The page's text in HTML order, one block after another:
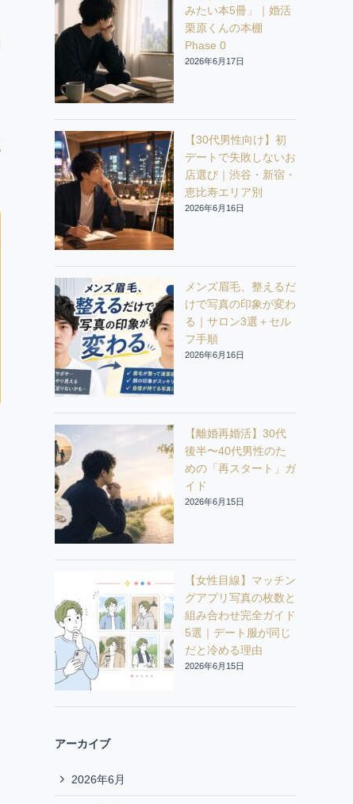
みたい本5冊」｜婚活
栗原くんの本棚
Phase 0
2026年6月17日
【30代男性向け】初
デートで失敗しないお
店選び｜渋谷・新宿・
恵比寿エリア別
2026年6月16日
メンズ眉毛、整えるだ
けで写真の印象が変わ
る｜サロン3選＋セル
フ手順
2026年6月16日
【離婚再婚活】30代
後半〜40代男性のた
めの「再スタート」ガ
イド
2026年6月15日
【女性目線】マッチン
グアプリ写真の枚数と
組み合わせ完全ガイド
5選｜デート服が同じ
だと冷める理由
2026年6月15日
アーカイブ
2026年6月